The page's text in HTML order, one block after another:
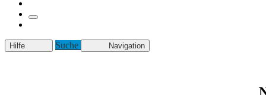
Hilfe Suche Navigation